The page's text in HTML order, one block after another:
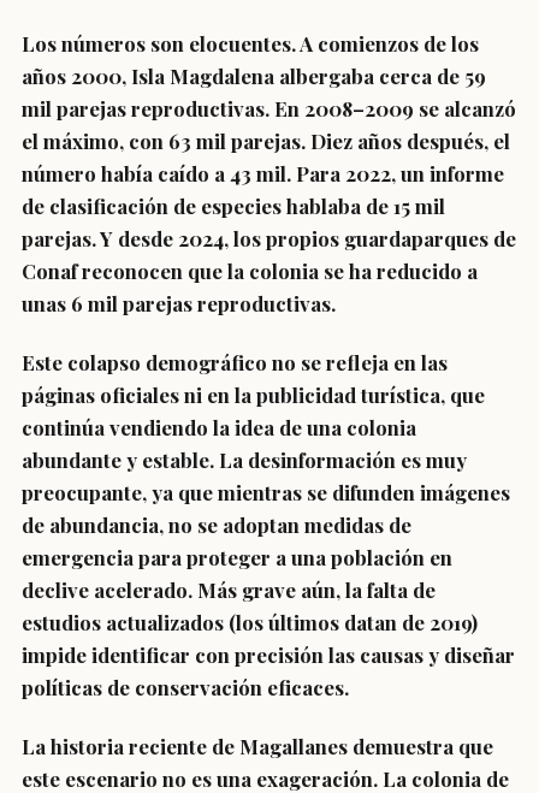
Los números son elocuentes. A comienzos de los
años 2000, Isla Magdalena albergaba cerca de 59
mil parejas reproductivas. En 2008–2009 se alcanzó
el máximo, con 63 mil parejas. Diez años después, el
número había caído a 43 mil. Para 2022, un informe
de clasificación de especies hablaba de 15 mil
parejas. Y desde 2024, los propios guardaparques de
Conaf reconocen que la colonia se ha reducido a
unas 6 mil parejas reproductivas.
Este colapso demográfico no se refleja en las
páginas oficiales ni en la publicidad turística, que
continúa vendiendo la idea de una colonia
abundante y estable. La desinformación es muy
preocupante, ya que mientras se difunden imágenes
de abundancia, no se adoptan medidas de
emergencia para proteger a una población en
declive acelerado. Más grave aún, la falta de
estudios actualizados (los últimos datan de 2019)
impide identificar con precisión las causas y diseñar
políticas de conservación eficaces.
La historia reciente de Magallanes demuestra que
este escenario no es una exageración. La colonia de